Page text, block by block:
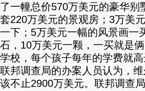
一幢总价570万美元的豪华别
220万美元的景观房；3万美
下；5万美元一幅的风景画一
，10万美元一颗，一买就是
校，每个孩子每年的学费就
调查局的办案人员认为，维
不止2900万美元。联邦调查